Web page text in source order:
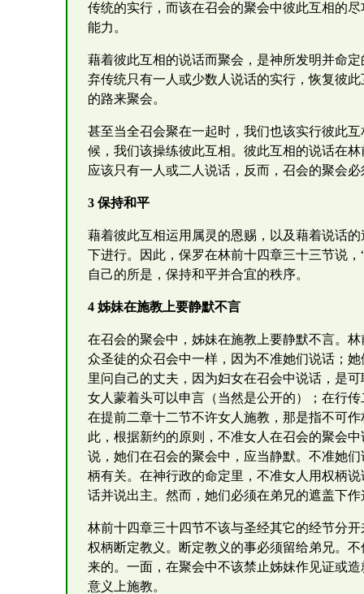
传统的实行，而该在召会的聚会中彼此互相的
能力。
藉着彼此互相的说话而聚会，是神所发明并命
弃传统只有一人或少数人说话的实行，恢复彼
的路来聚会。
甚至当全召会聚在一起时，我们也该实行彼此
候，我们该操练彼此互相。彼此互相的说话在
应该只有一人或二人说话，反而，召会的聚会
3 保持和平
藉着彼此互相运用属灵的恩赐，以及藉着说话
下进行。因此，保罗在林前十四章三十三节说
自己的所是，保持和平并合宜的秩序。
4 姊妹在施教上要静默不言
在召会的聚会中，姊妹在施教上要静默不言。
众圣徒的众召会中一样，因为不准她们说话；
里问自己的丈夫，因为妇女在召会中说话，是
女人蒙着头可以申言（当然是公开的）；在行
在提前二章十二节不许女人施教，那是指不可
此，根据新约的原则，不准女人在召会的聚会
说，她们在召会的聚会中，应当静默。不准她
柄有关。在神行政的命定里，不准女人用权柄
话并说出主。然而，她们必须在弟兄的遮盖下
林前十四章三十四节不该与圣经其它的经节分
权柄断定教义。断定教义的事必须留给弟兄。
来的。一面，在聚会中不该禁止姊妹作见证或
意义上施教。